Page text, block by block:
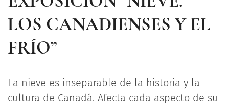
LOS CANADIENSES Y EL
FRÍO”
La nieve es inseparable de la historia y la
cultura de Canadá. Afecta cada aspecto de su